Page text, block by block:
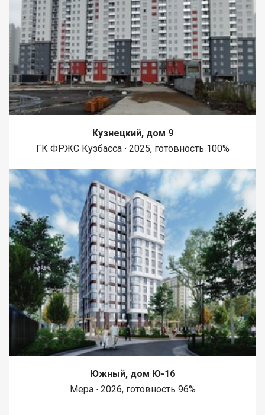
Кузнецкий, дом 9
ГК ФРЖС Кузбасса ∙ 2025, готовность 100%
Южный, дом Ю-16
Мера ∙ 2026, готовность 96%